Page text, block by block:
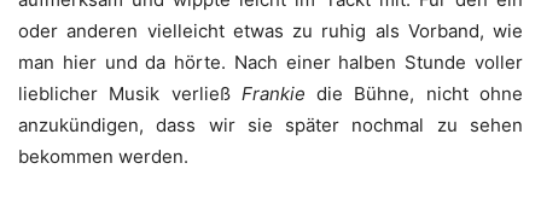
oder anderen vielleicht etwas zu ruhig als Vorband, wie
man hier und da hörte. Nach einer halben Stunde voller
lieblicher Musik verließ Frankie die Bühne, nicht ohne
anzukündigen, dass wir sie später nochmal zu sehen
bekommen werden.